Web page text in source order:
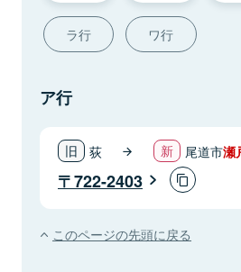
ラ行 ワ行
ア行
荻 尾道市瀬
722-2403
このページの先頭に戻る